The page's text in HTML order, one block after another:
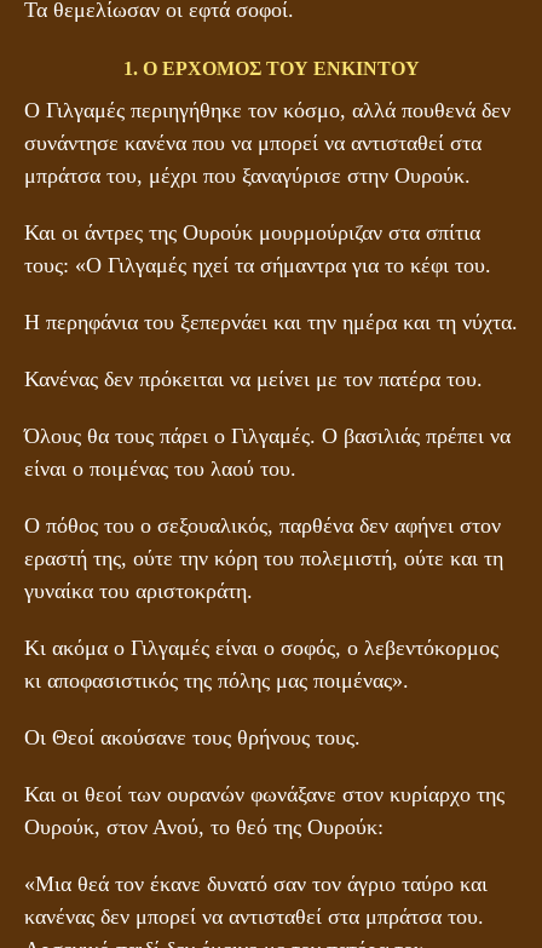
Τα θεμελίωσαν οι εφτά σοφοί.
1. Ο ΕΡΧΟΜΟΣ ΤΟΥ ΕΝΚΙΝΤΟΥ
Ο Γιλγαμές περιηγήθηκε τον κόσμο, αλλά πουθενά δεν
συνάντησε κανένα που να μπορεί να αντισταθεί στα
μπράτσα του, μέχρι που ξαναγύρισε στην Ουρούκ.
Και οι άντρες της Ουρούκ μουρμούριζαν στα σπίτια
τους: «Ο Γιλγαμές ηχεί τα σήμαντρα για το κέφι του.
Η περηφάνια του ξεπερνάει και την ημέρα και τη νύχτα.
Κανένας δεν πρόκειται να μείνει με τον πατέρα του.
Όλους θα τους πάρει ο Γιλγαμές. Ο βασιλιάς πρέπει να
είναι ο ποιμένας του λαού του.
Ο πόθος του ο σεξουαλικός, παρθένα δεν αφήνει στον
εραστή της, ούτε την κόρη του πολεμιστή, ούτε και τη
γυναίκα του αριστοκράτη.
Κι ακόμα ο Γιλγαμές είναι ο σοφός, ο λεβεντόκορμος
κι αποφασιστικός της πόλης μας ποιμένας».
Οι Θεοί ακούσανε τους θρήνους τους.
Και οι θεοί των ουρανών φωνάξανε στον κυρίαρχο της
Ουρούκ, στον Ανού, το θεό της Ουρούκ:
«Μια θεά τον έκανε δυνατό σαν τον άγριο ταύρο και
κανένας δεν μπορεί να αντισταθεί στα μπράτσα του.